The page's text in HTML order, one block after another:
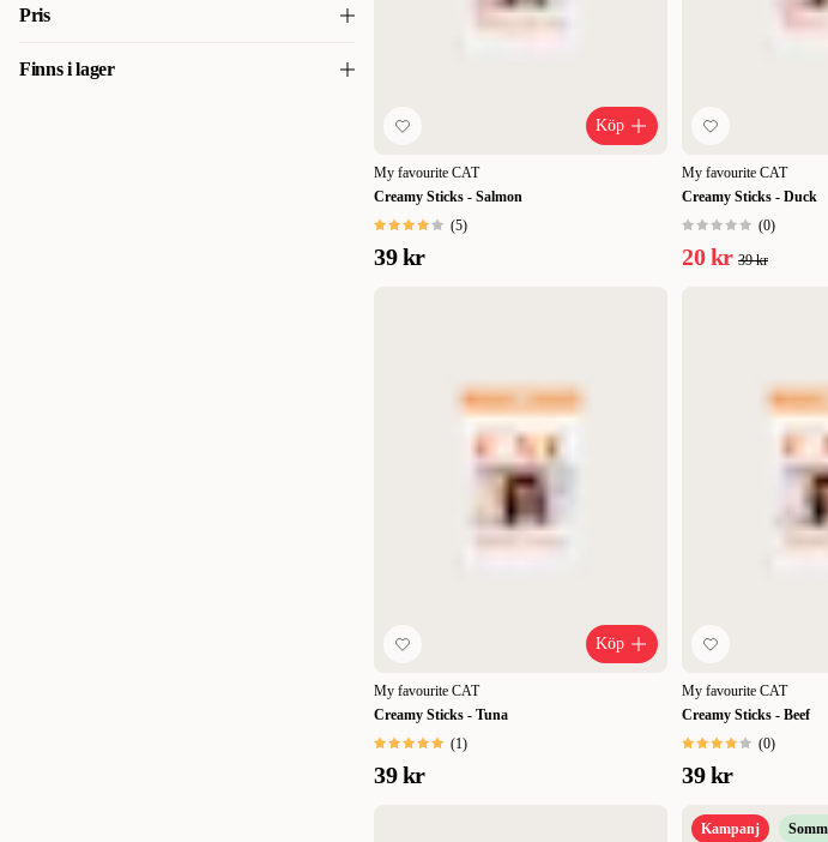
kycklingstrimlor. Oemotsåndligt köttiga godsaker av bästa kvalitet. Tuggstrips för katter och kattungar med
Pris
20
Finns i lager
Köp
My favourite CAT
Creamy Sticks - Salmon
(5)
39 kr
My favourite CAT
Creamy Sticks - Duck
(0)
20 kr 39 kr
Köp
My favourite CAT
Creamy Sticks - Tuna
(1)
39 kr
My favourite CAT
Creamy Sticks - Beef
(0)
39 kr
Kampanj